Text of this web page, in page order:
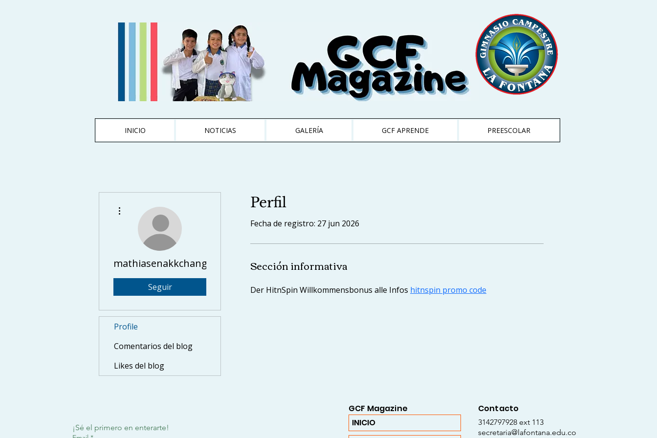
INICIO NOTICIAS GALERÍA GCF APRENDE PREESCOLAR
Perfil
Fecha de registro: 27 jun 2026
Sección informativa
Der HitnSpin Willkommensbonus alle Infos hitnspin promo code
mathiasenakkchang
Seguir
Profile
Comentarios del blog
Likes del blog
¡Sé el primero en enterarte!
GCF Magazine
INICIO
Contacto
3142797928 ext 113
secretaria@lafontana.edu.co